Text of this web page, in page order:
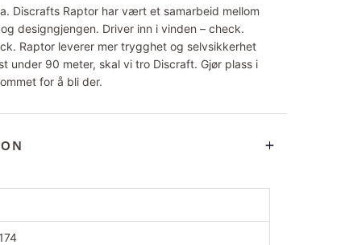
Discrafts Raptor har vært et samarbeid mellom
designgjengen. Driver inn i vinden – check.
Raptor leverer mer trygghet og selvsikkerhet
under 90 meter, skal vi tro Discraft. Gjør plass i
for å bli der.